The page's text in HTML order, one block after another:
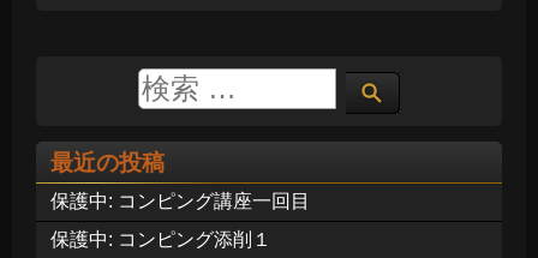
最近の投稿
保護中: コンピング講座一回目
保護中: コンピング添削１